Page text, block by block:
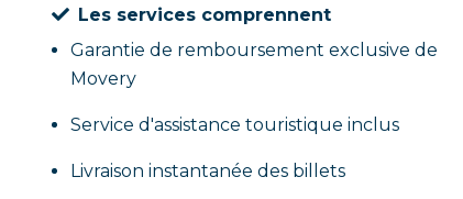
Les services comprennent
Garantie de remboursement exclusive de
Movery
Service d'assistance touristique inclus
Livraison instantanée des billets